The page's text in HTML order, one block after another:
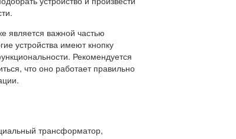
является важной частью
устройства имеют кнопку
Рекомендуется
что оно работает правильно
трансформатор,